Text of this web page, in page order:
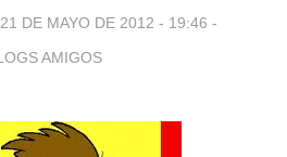
21 DE MAYO DE 2012 - 19:46 -
AMIGOS